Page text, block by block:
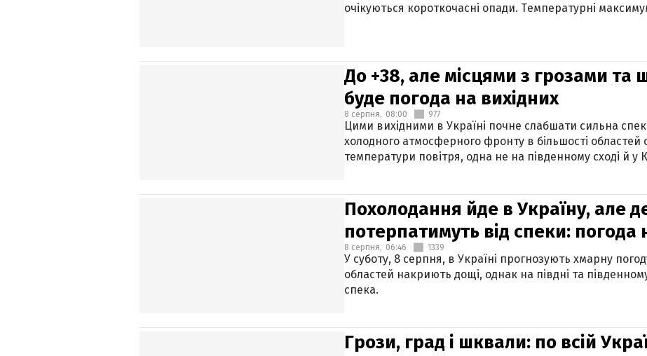
очікуються короткочасні опади. Температурні
До +38, але місцями з грозами
буде погода на вихідних
8 серпня, 08:00 977
Цими вихідними в Україні почне слабшати сильна
холодного атмосферного фронту в більшості областей
температури повітря, одна не на південному сході й у
Похолодання йде в Україну, але
потерпатимуть від спеки: погода
8 серпня, 06:46 1339
У суботу, 8 серпня, в Україні прогнозують хмарну
областей накриють дощі, однак на півдні та
спека.
Грози, град і шквали: по всій